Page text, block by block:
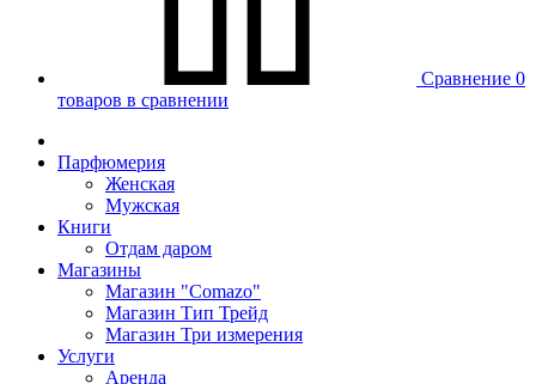
Сравнение 0
товаров в сравнении
Парфюмерия
Женская
Мужская
Книги
Отдам даром
Магазины
Магазин "Comazo"
Магазин Тип Трейд
Магазин Три измерения
Услуги
Аренда